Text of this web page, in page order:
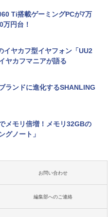
Ti搭載ゲーミングPCが7万
円台！
イヤカフ型イヤフォン「UU2
ヤカフマニアが語る
ランドに進化するSHANLING
メモリ倍増！メモリ32GBの
グノート」
お問い合わせ
編集部へのご連絡